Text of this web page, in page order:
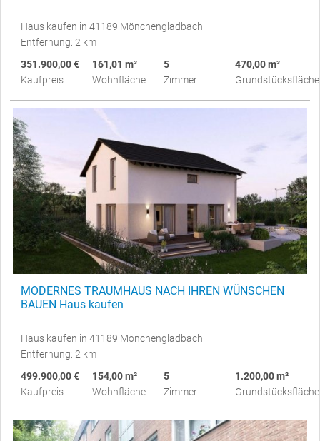
Haus kaufen in 41189 Mönchengladbach
Entfernung: 2 km
351.900,00 €
Kaufpreis
161,01 m²
Wohnfläche
5
Zimmer
470,00 m²
Grundstücksfläche
MODERNES TRAUMHAUS NACH IHREN WÜNSCHEN
BAUEN Haus kaufen
Haus kaufen in 41189 Mönchengladbach
Entfernung: 2 km
499.900,00 €
Kaufpreis
154,00 m²
Wohnfläche
5
Zimmer
1.200,00 m²
Grundstücksfläche